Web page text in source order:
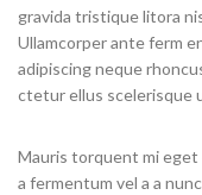
gravida tristique litora
Ullamcorper ante ferm
adipiscing neque
ctetur ellus scelerisque
Mauris torquent mi eget
a fermentum vel a a